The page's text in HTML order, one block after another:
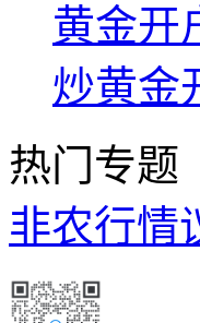
黄金开
炒黄金
热门专题
非农行情